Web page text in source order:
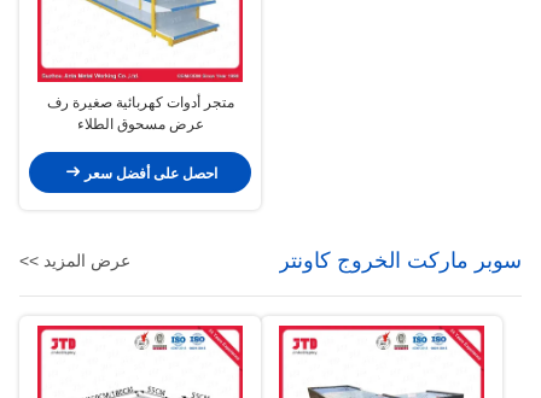
متجر أدوات كهربائية صغيرة رف
عرض مسحوق الطلاء
احصل على أفضل سعر
سوبر ماركت الخروج كاونتر عرض المزيد >>